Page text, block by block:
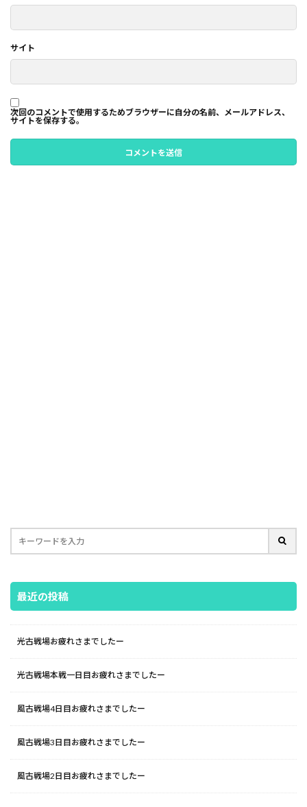
サイト
次回のコメントで使用するためブラウザーに自分の名前、メールアドレス、
サイトを保存する。
最近の投稿
光古戦場お疲れさまでしたー
光古戦場本戦一日目お疲れさまでしたー
風古戦場4日目お疲れさまでしたー
風古戦場3日目お疲れさまでしたー
風古戦場2日目お疲れさまでしたー